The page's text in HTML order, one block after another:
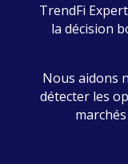
TrendFi
la décision
Nous aidons
détecter les